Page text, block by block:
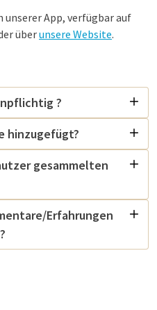
unserer App, verfügbar auf
überunsere Website.
?
hinzugefügt?
gesammelten
Erfahrungen